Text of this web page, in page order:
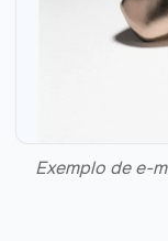
Exemplo de e-